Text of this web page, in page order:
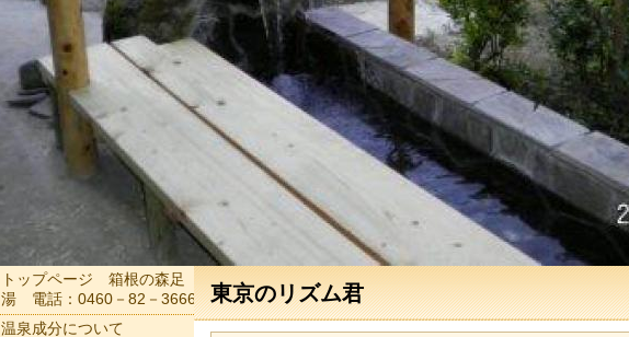
東京のリズム君
トップページ 箱根の森足
湯 電話：0460－82－3666
温泉成分について